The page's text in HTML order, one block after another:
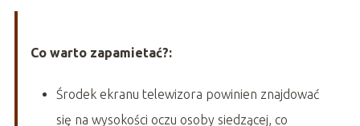
Co warto zapamietać?:
Środek ekranu telewizora powinien znajdować
się na wysokości oczu osoby siedzącej, co